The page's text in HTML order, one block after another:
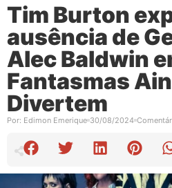
Tim Burton
ausência de
Alec Baldwin
Fantasmas
Divertem
Por: Edimon Emerique 30/08/2024